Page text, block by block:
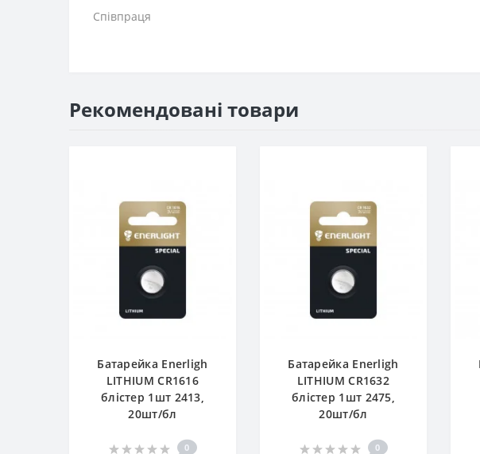
Співпраця
Рекомендовані товари
Батарейка Enerligh
LITHIUM CR1616
блістер 1шт 2413,
20шт/бл
0
Батарейка Enerligh
LITHIUM CR1632
блістер 1шт 2475,
20шт/бл
0